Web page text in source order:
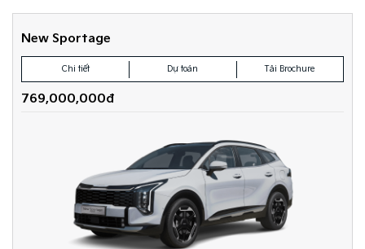
New Sportage
Chi tiết Dự toán Tải Brochure
769,000,000đ